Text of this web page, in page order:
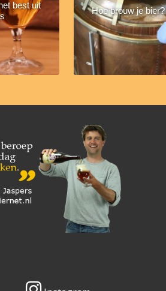
best uit
Hoe brouw je bier?